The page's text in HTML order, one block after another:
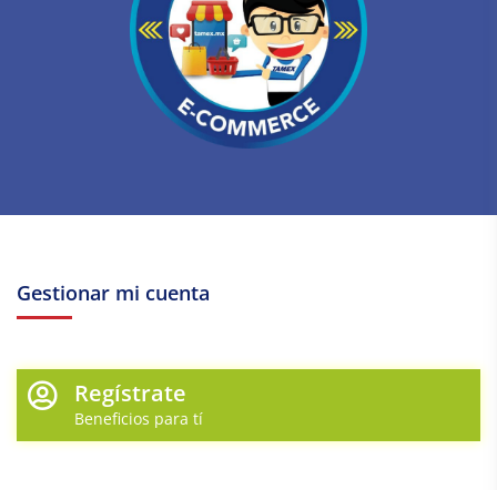
Gestionar mi cuenta
Regístrate
Beneficios para tí